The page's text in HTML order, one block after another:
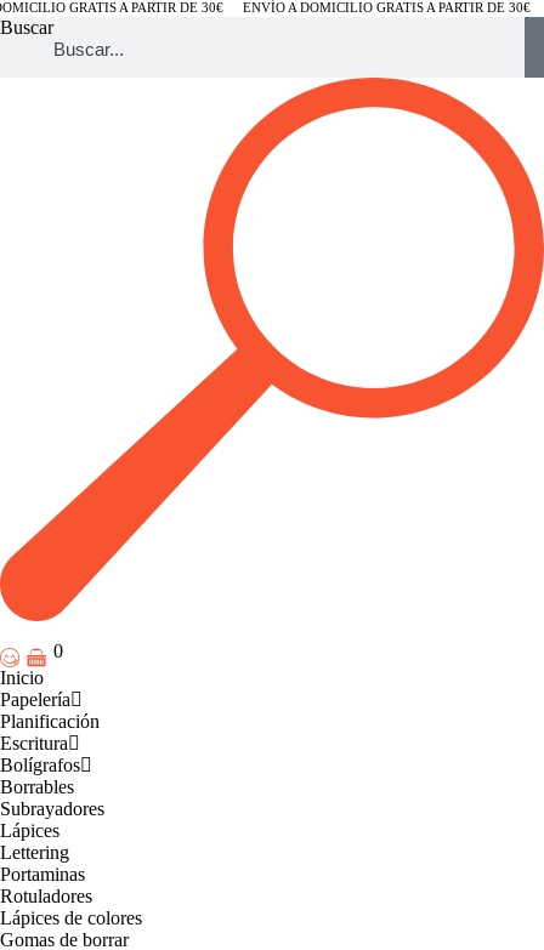
GRATIS A PARTIR DE 30€ ENVÍO A DOMICILIO GRATIS A PARTIR DE 30€
Buscar
0
Inicio
Papelería
Planificación
Escritura
Bolígrafos
Borrables
Subrayadores
Lápices
Lettering
Portaminas
Rotuladores
Lápices de colores
Gomas de borrar